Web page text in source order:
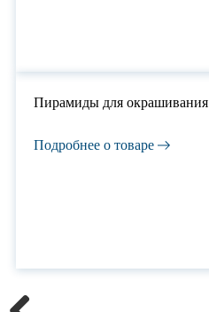
Пирамиды для окрашивания
Подробнее о товаре